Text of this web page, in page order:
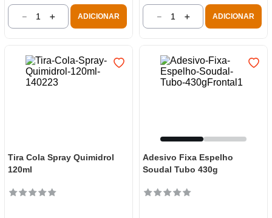
＋
－ ADICIONAR ＋
－ ADICIONAR
Tira Cola Spray Quimidrol
120ml
Adesivo Fixa Espelho
Soudal Tubo 430g